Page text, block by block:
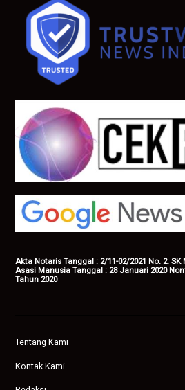
Akta Notaris Tanggal : 2/11-02/2021 No. 2.
Asasi Manusia Tanggal : 28 Januari 2020
Tahun 2020
Tentang Kami
Kontak Kami